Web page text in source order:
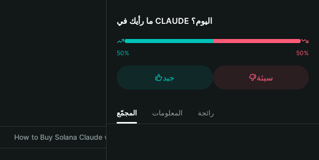
How to Buy Solana Claude with Bitget Wallet
ما رأيك في CLAUDE اليوم؟
50% 50%
جيد سيئة
المجمّع المعلومات رائجة